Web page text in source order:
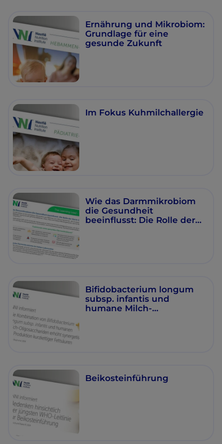
Ernährung und Mikrobiom:
Grundlage für eine
gesunde Zukunft
Im Fokus Kuhmilchallergie
Wie das Darmmikrobiom
die Gesundheit
beeinflusst: Die Rolle der
Bifidobacterium longum
subsp. infantis und
humane Milch-
Beikosteinführung